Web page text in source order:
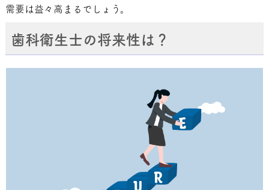
需要は益々高まるでしょう。
歯科衛生士の将来性は？